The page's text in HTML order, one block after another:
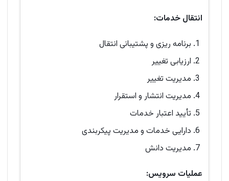
انتقال خدمات:
برنامه ریزی و پشتیبانی انتقال
ارزیابی تغییر
مدیریت تغییر
مدیریت انتشار و استقرار
تأیید اعتبار خدمات
دارایی خدمات و مدیریت پیکربندی
مدیریت دانش
عملیات سرویس: